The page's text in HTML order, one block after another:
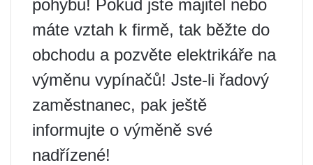
pohybu! Pokud jste majitel nebo
máte vztah k firmě, tak běžte do
obchodu a pozvěte elektrikáře na
výměnu vypínačů! Jste-li řadový
zaměstnanec, pak ještě
informujte o výměně své
nadřízené!